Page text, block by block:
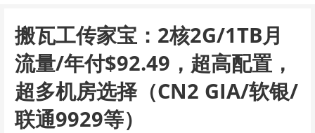
搬瓦工传家宝：2核2G/1TB月
流量/年付$92.49，超高配置，
超多机房选择（CN2 GIA/软银/
联通9929等）